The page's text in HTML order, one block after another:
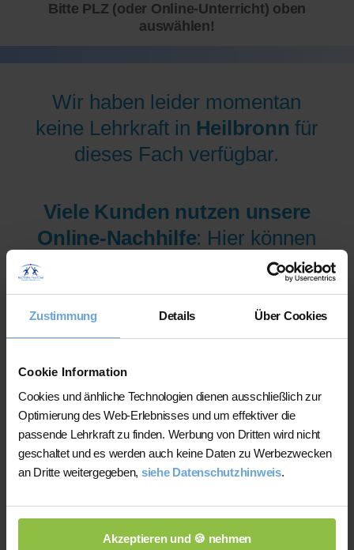
Zustimmung Details Über Cookies
Cookie Information
Cookies und änhliche Technologien dienen ausschließlich zur
Optimierung des Web-Erlebnisses und um effektiver die
passende Lehrkraft zu finden. Werbung von Dritten wird nicht
geschaltet und es werden auch keine Daten zu Werbezwecken
an Dritte weitergegeben, siehe Datenschutzhinweis.
Akzeptieren und 🍪 nehmen
Bitte PLZ (oder Online-Unterricht) oben
auswählen!
Wir haben leider momentan
keine Lehrkraft in Heilbronn für
dieses Fach verfügbar.
Viele Kunden nutzen unsere
Online-Nachhilfe: Hier können
wir Ihnen aus mehr als 300
Lehrer/innen pro Fach und
Niveau die am besten
qualifizierten Lehrer/innen sofort
zur Verfügung stellen.
Jetzt verfügbare Lehrer/innen
für Online-Nachhilfe anzeigen
lassen.